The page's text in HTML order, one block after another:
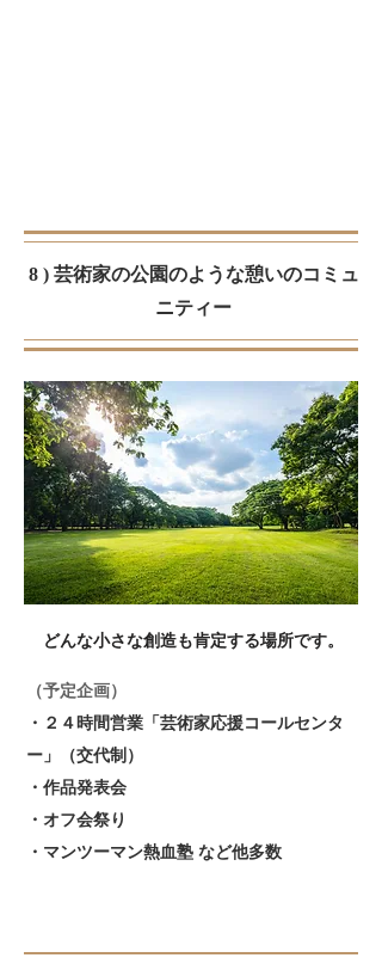
8 ) 芸術家の公園のような憩いのコミュ
ニティー
どんな小さな創造も肯定する場所です。
​（予定企画）
・２４時間営業「芸術家応援コールセンタ
ー」（交代制）
・作品発表会
・オフ会祭り
​・マンツーマン熱血塾 など他多数